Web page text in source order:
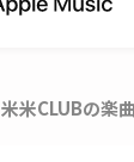
米米CLUBの楽